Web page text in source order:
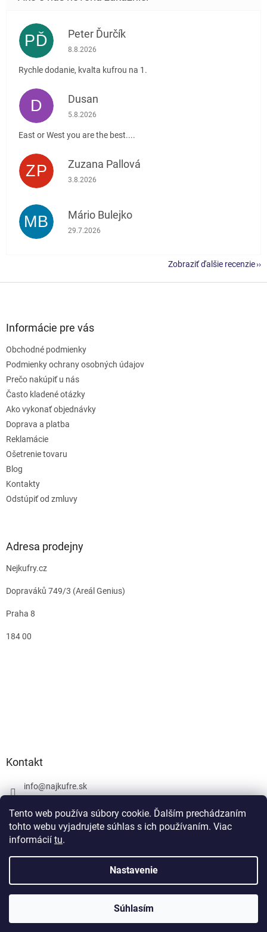
Tento web používa súbory cookie. Ďalším prechádzaním
tohto webu vyjadrujete súhlas s ich používaním. Viac
informácií tu.
Nastavenie
Súhlasím
PĎ Peter Ďurčík
Hodnotenie obchodu je 5 z 5 hviezdičiek.
8.8.2026
Rychle dodanie, kvalta kufrou na 1.
D Dusan
Hodnotenie obchodu je 5 z 5 hviezdičiek.
5.8.2026
East or West you are the best....
ZP Zuzana Pallová
Hodnotenie obchodu je 5 z 5 hviezdičiek.
3.8.2026
MB Mário Bulejko
Hodnotenie obchodu je 5 z 5 hviezdičiek.
29.7.2026
Zobraziť ďalšie recenzie
Informácie pre vás
Obchodné podmienky
Podmienky ochrany osobných údajov
Prečo nakúpiť u nás
Často kladené otázky
Ako vykonať objednávky
Doprava a platba
Reklamácie
Ošetrenie tovaru
Blog
Kontakty
Odstúpiť od zmluvy
Adresa prodejny
Nejkufry.cz
Dopraváků 749/3 (Areál Genius)
Praha 8
184 00
Kontakt
info@najkufre.sk
Facebook
Vytvoril Shoptet
najkufre.sk. Všetky práva vyhradené.